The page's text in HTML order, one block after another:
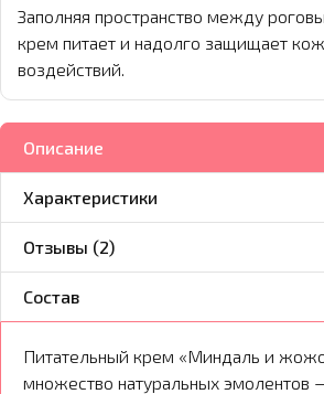
Заполняя пространство между
крем питает и надолго защищает
воздействий.
Описание
Характеристики
Отзывы (2)
Состав
Питательный крем «Миндаль и
множество натуральных эмолентов